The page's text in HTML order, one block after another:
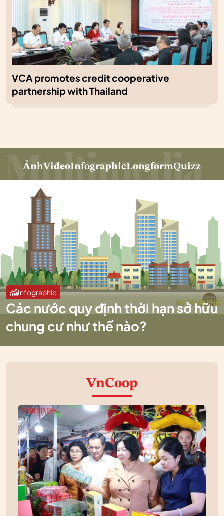
VCA promotes credit cooperative
partnership with Thailand
ẢnhVideoInfographicLongformQuizz
Infographic
Các nước quy định thời hạn sở hữu
chung cư như thế nào?
VnCoop